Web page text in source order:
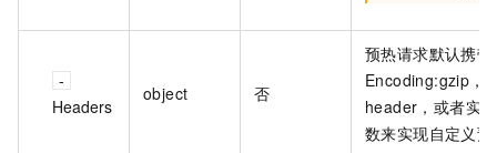
Headers
object 否
预热请求默认携
Encoding:gzip，
header，或者实
数来实现自定义